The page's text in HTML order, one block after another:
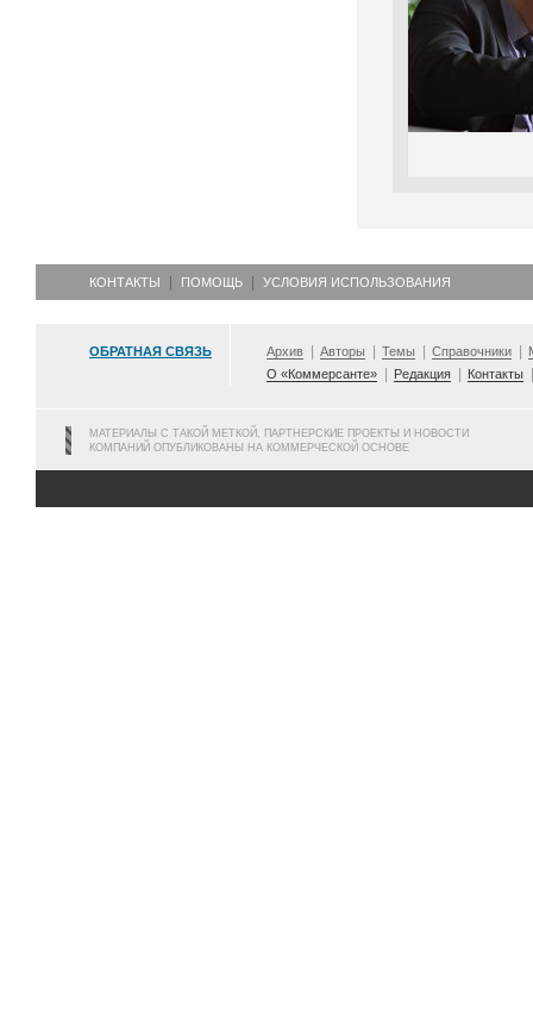
КОНТАКТЫ ПОМОЩЬ УСЛОВИЯ ИСПОЛЬЗОВАНИЯ
ОБРАТНАЯ СВЯЗЬ Архив Авторы Темы Справочники
О «Коммерсанте»
Редакция Контакты
МАТЕРИАЛЫ С ТАКОЙ МЕТКОЙ, ПАРТНЕРСКИЕ ПРОЕКТЫ И НОВОСТИ
КОМПАНИЙ ОПУБЛИКОВАНЫ НА КОММЕРЧЕСКОЙ ОСНОВЕ